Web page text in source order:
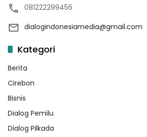
081222299456
dialogindonesiamedia@gmail.com
Kategori
Berita
Cirebon
Bisnis
Dialog Pemilu
Dialog Pilkada